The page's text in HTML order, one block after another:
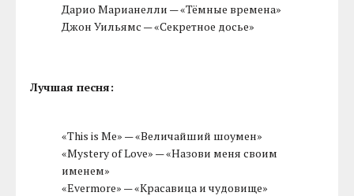
Дарио Марианелли — «Тёмные времена»
Джон Уильямс — «Секретное досье»
Лучшая песня:
«This is Me» — «Величайший шоумен»
«Mystery of Love» — «Назови меня своим
именем»
«Evermore» — «Красавица и чудовище»